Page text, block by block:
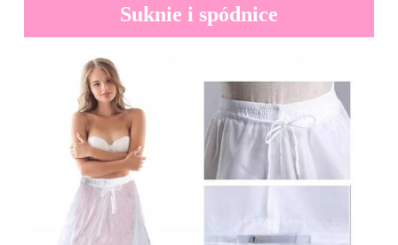
Suknie i spódnice